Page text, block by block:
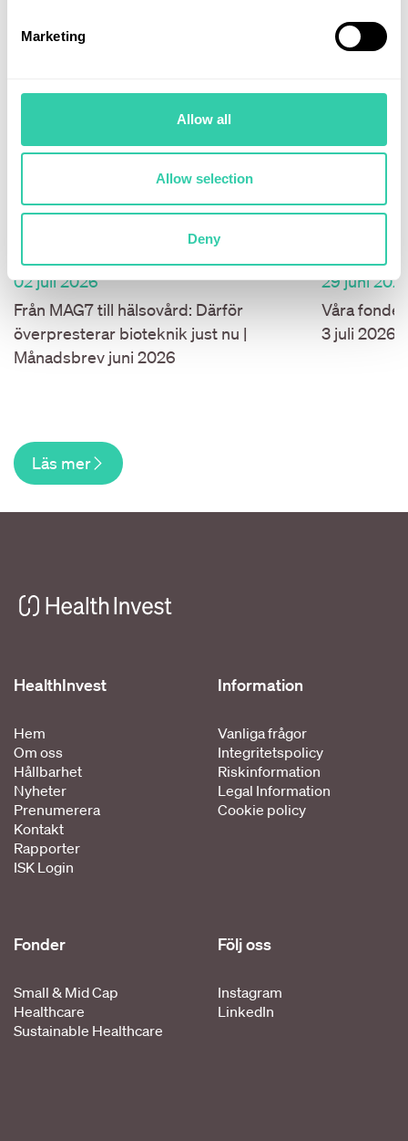
Marketing
Allow all
Allow selection
Deny
02 juli 2026
Från MAG7 till hälsovård: Därför
överpresterar bioteknik just nu |
Månadsbrev juni 2026
29 juni
Våra
3 juli 2026.
Läs mer
HealthInvest
Hem
Om oss
Hållbarhet
Nyheter
Prenumerera
Kontakt
Rapporter
ISK Login
Information
Vanliga frågor
Integritetspolicy
Riskinformation
Legal Information
Cookie policy
Fonder
Small & Mid Cap
Healthcare
Sustainable Healthcare
Följ oss
Instagram
LinkedIn